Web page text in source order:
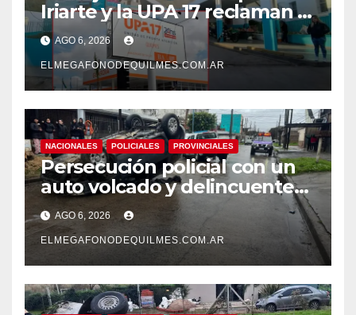
Iriarte y la UPA 17 reclaman el
pase a planta de becarios y
mejoras laborales
AGO 6, 2026
ELMEGAFONODEQUILMES.COM.AR
NACIONALES POLICIALES PROVINCIALES
Persecución policial con un
auto volcado y delincuentes
detenidos en San Francisco
Solano
AGO 6, 2026
ELMEGAFONODEQUILMES.COM.AR